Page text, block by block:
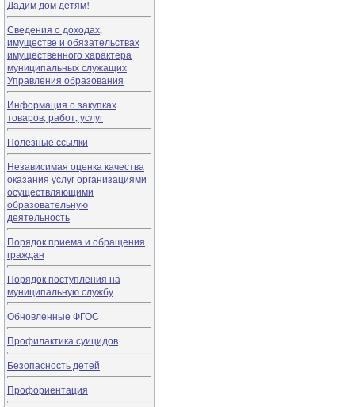
Дадим дом детям!
Сведения о доходах,
имуществе и обязательствах
имущественного характера
муниципальных служащих
Управления образования
Информация о закупках
товаров, работ, услуг
Полезные ссылки
Независимая оценка качества
оказания услуг организациями
осуществляющими
образовательную
деятельность
Порядок приема и обращения
граждан
Порядок поступления на
муниципальную службу
Обновленные ФГОС
Профилактика суицидов
Безопасность детей
Профориентация